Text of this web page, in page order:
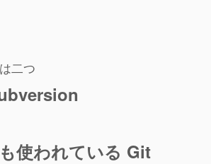
二つ
使われている Git